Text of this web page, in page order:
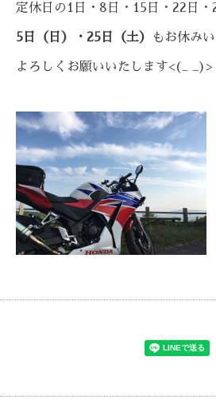
定休日の1日・8日・15日・22日・
5日（日）・25日（土） もお休み
よろしくお願いいたします<(_ _)>